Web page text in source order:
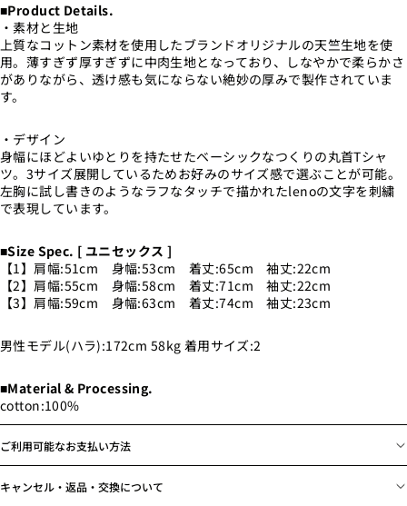
■Product Details.
・素材と生地
上質なコットン素材を使用したブランドオリジナルの天竺生地を使
用。薄すぎず厚すぎずに中肉生地となっており、しなやかで柔らかさ
がありながら、透け感も気にならない絶妙の厚みで製作されていま
す。
・デザイン
身幅にほどよいゆとりを持たせたベーシックなつくりの丸首Tシャ
ツ。3サイズ展開しているためお好みのサイズ感で選ぶことが可能。
左胸に試し書きのようなラフなタッチで描かれたlenoの文字を刺繍
で表現しています。
■Size Spec. [ ユニセックス ]
【1】肩幅:51cm 身幅:53cm 着丈:65cm 袖丈:22cm
【2】肩幅:55cm 身幅:58cm 着丈:71cm 袖丈:22cm
【3】肩幅:59cm 身幅:63cm 着丈:74cm 袖丈:23cm
男性モデル(ハラ):172cm 58kg 着用サイズ:2
■Material & Processing.
cotton:100%
ご利用可能なお支払い方法
キャンセル・返品・交換について